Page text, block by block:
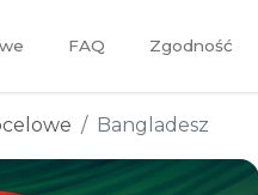
FAQ Zgodność
Bangladesz